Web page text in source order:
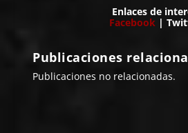
Enlaces de
Facebook|
Publicaciones
Publicaciones no relacionadas.